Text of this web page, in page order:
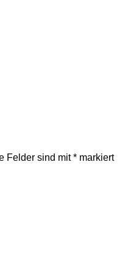
Felder sind mit* markiert